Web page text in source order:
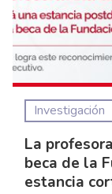
Investigación
La
beca de la
estancia